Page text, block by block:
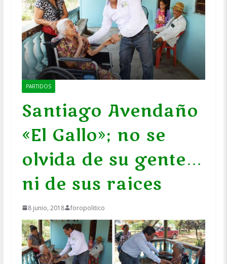
PARTIDOS
Santiago Avendaño
«El Gallo»; no se
olvida de su gente…
ni de sus raices
8 junio, 2018 foropolitico